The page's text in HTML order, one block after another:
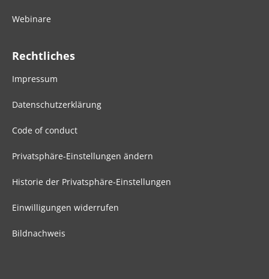
Webinare
Rechtliches
Impressum
Datenschutzerklärung
Code of conduct
Privatsphäre-Einstellungen ändern
Historie der Privatsphäre-Einstellungen
Einwilligungen widerrufen
Bildnachweis